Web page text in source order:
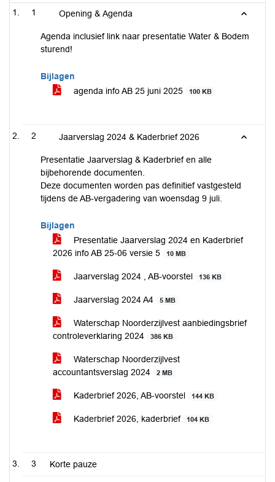
1 Opening & Agenda
Agenda inclusief link naar presentatie Water & Bodem
sturend!
Bijlagen
agenda info AB 25 juni 2025
100 KB
2 Jaarverslag 2024 & Kaderbrief 2026
Presentatie Jaarverslag & Kaderbrief en alle
bijbehorende documenten.
Deze documenten worden pas definitief vastgesteld
tijdens de AB-vergadering van woensdag 9 juli.
Bijlagen
Presentatie Jaarverslag 2024 en Kaderbrief
2026 info AB 25-06 versie 5
10 MB
Jaarverslag 2024 , AB-voorstel 136 KB
Jaarverslag 2024 A4 5 MB
Waterschap Noorderzijlvest aanbiedingsbrief
controleverklaring 2024
386 KB
Waterschap Noorderzijlvest
accountantsverslag 2024
2 MB
Kaderbrief 2026, AB-voorstel 144 KB
Kaderbrief 2026, kaderbrief 104 KB
3 Korte pauze